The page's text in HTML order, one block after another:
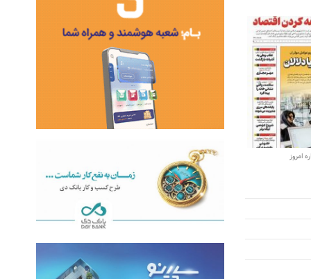
امروز